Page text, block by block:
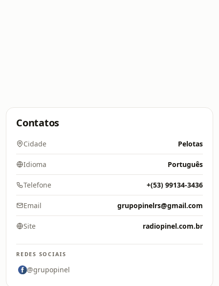
Contatos
Cidade Pelotas
Idioma Português
Telefone +(53) 99134-3436
Email grupopinelrs@gmail.com
Site radiopinel.com.br
REDES SOCIAIS
@grupopinel